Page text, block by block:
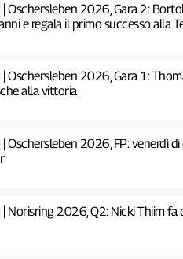
| Oschersleben 2026, Gara 2:
e regala il primo successo alla
| Oschersleben 2026, Gara 1:
alla vittoria
| Oschersleben 2026, FP: venerdì
| Norisring 2026, Q2: Nicki Thiim